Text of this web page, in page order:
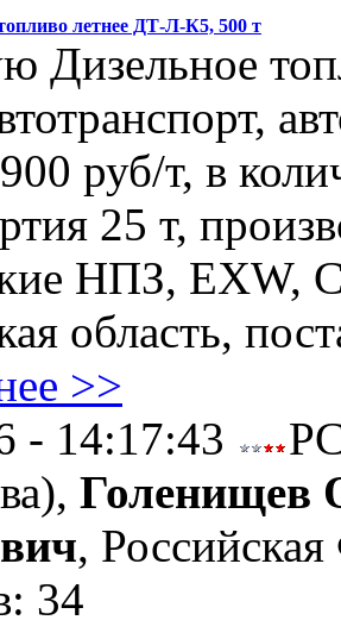
летнее ДТ-Л-К5, 500 т
Дизельное
руб/т, в
25 т,
НПЗ,
область,
>>
- 14:17:43
Голенищев
,
34